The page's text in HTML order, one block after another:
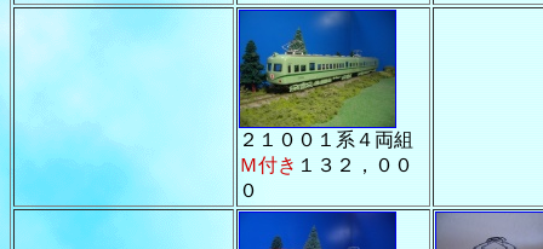
２１００１系４両組
Ｍ付き １３２，００
０